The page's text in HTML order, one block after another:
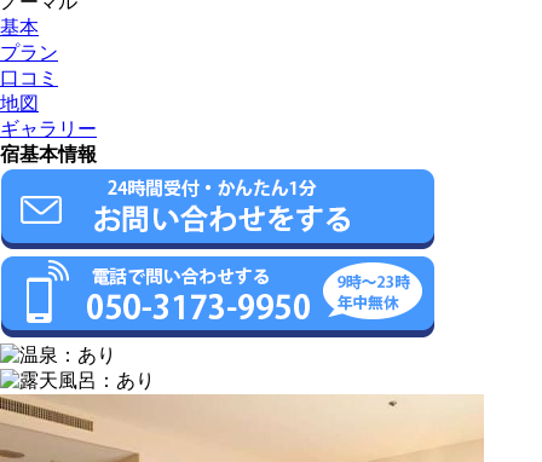
基本
プラン
口コミ
地図
ギャラリー
宿基本情報